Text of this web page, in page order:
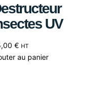
UV
€ HT
au panier